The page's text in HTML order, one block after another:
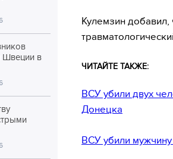
Швеции в
Кулемзин добавил,
ЧИТАЙТЕ ТАКЖЕ:
ВСУ убили двух
Донецка
ВСУ убили